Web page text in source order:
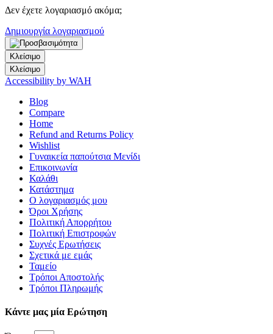
Δεν έχετε λογαριασμό ακόμα;
Δημιουργία λογαριασμού
Κλείσιμο
Κλείσιμο
Accessibility by WAH
Blog
Compare
Home
Refund and Returns Policy
Wishlist
Γυναικεία παπούτσια Μενίδι
Επικοινωνία
Καλάθι
Κατάστημα
Ο λογαριασμός μου
Όροι Χρήσης
Πολιτική Απορρήτου
Πολιτική Επιστροφών
Συχνές Ερωτήσεις
Σχετικά με εμάς
Ταμείο
Τρόποι Αποστολής
Τρόποι Πληρωμής
Κάντε μας μία Ερώτηση